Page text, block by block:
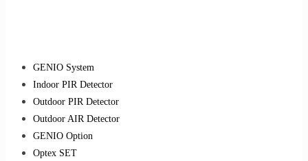
GENIO System
Indoor PIR Detector
Outdoor PIR Detector
Outdoor AIR Detector
GENIO Option
Optex SET